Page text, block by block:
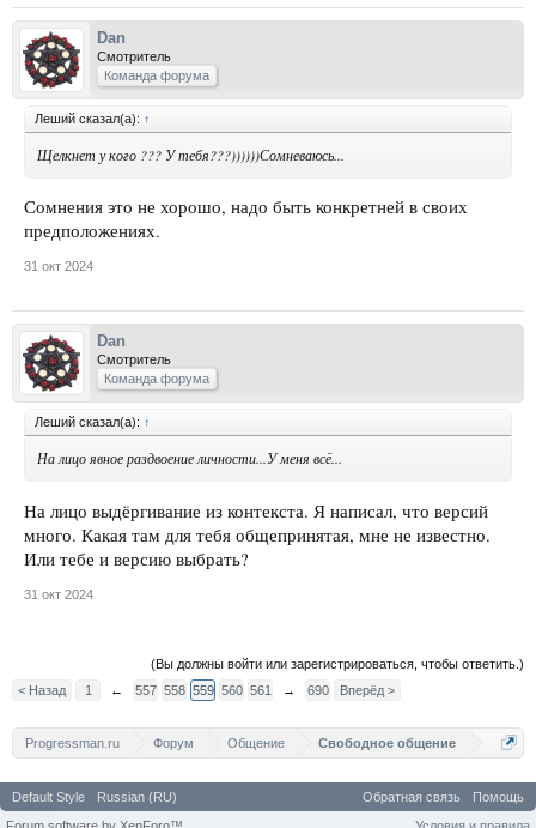
Dan
Смотритель
Команда форума
Леший сказал(а): ↑
Щелкнет у кого ??? У тебя???))))))Сомневаюсь...
Сомнения это не хорошо, надо быть конкретней в своих
предположениях.
31 окт 2024
Dan
Смотритель
Команда форума
Леший сказал(а): ↑
На лицо явное раздвоение личности...У меня всё...
На лицо выдёргивание из контекста. Я написал, что версий
много. Какая там для тебя общепринятая, мне не известно.
Или тебе и версию выбрать?
31 окт 2024
(Вы должны войти или зарегистрироваться, чтобы ответить.)
< Назад
1 ← 557 558 559 560 561 → 690 Вперёд >
Progressman.ru Форум Общение Свободное общение
Default Style Russian (RU) Обратная связь
Помощь